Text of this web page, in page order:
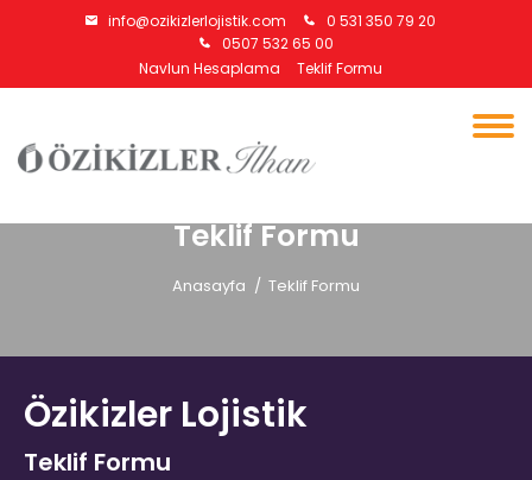
info@ozikizlerlojistik.com
0 531 350 79 20
0507 532 65 00
Navlun Hesaplama
Teklif Formu
Teklif Formu
Anasayfa Teklif Formu
Özikizler Lojistik
Teklif Formu